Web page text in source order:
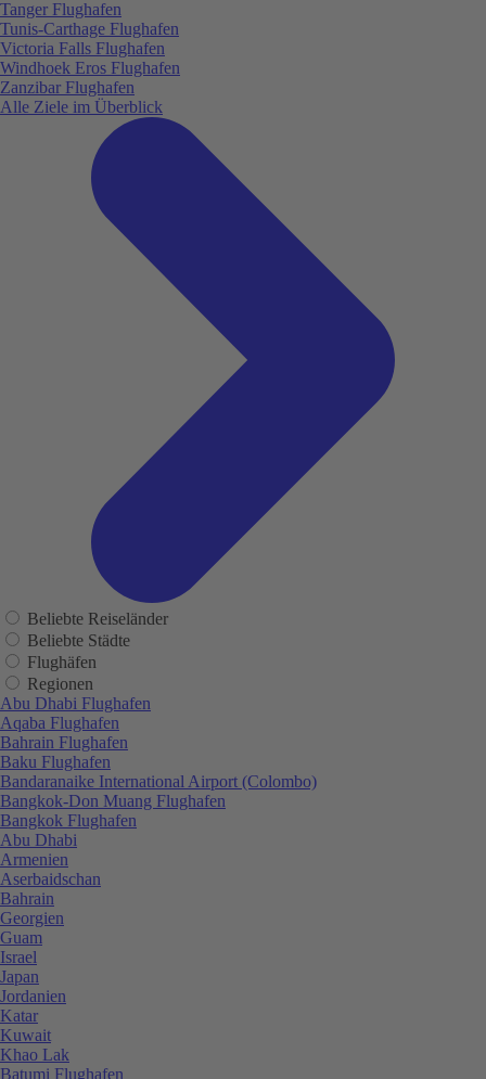
Tanger Flughafen
Tunis-Carthage Flughafen
Victoria Falls Flughafen
Windhoek Eros Flughafen
Zanzibar Flughafen
Alle Ziele im Überblick
Beliebte Reiseländer
Beliebte Städte
Flughäfen
Regionen
Abu Dhabi Flughafen
Aqaba Flughafen
Bahrain Flughafen
Baku Flughafen
Bandaranaike International Airport (Colombo)
Bangkok-Don Muang Flughafen
Bangkok Flughafen
Abu Dhabi
Armenien
Aserbaidschan
Bahrain
Georgien
Guam
Israel
Japan
Jordanien
Katar
Kuwait
Khao Lak
Batumi Flughafen